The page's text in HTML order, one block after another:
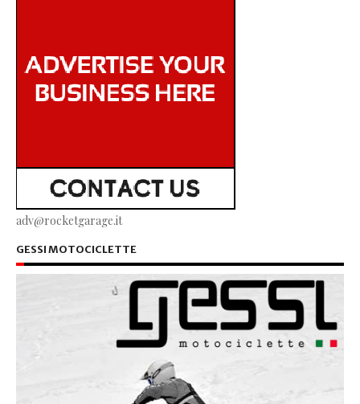
adv@rocketgarage.it
GESSI MOTOCICLETTE